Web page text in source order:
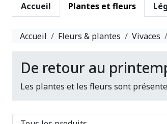
Accueil Plantes et fleurs
Accueil Fleurs & plantes Vivaces
De retour au
Les plantes et les fleurs sont